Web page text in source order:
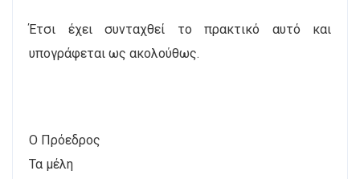
Έτσι έχει συνταχθεί το πρακτικό αυτό και
υπογράφεται ως ακολούθως.
Ο Πρόεδρος
Τα μέλη